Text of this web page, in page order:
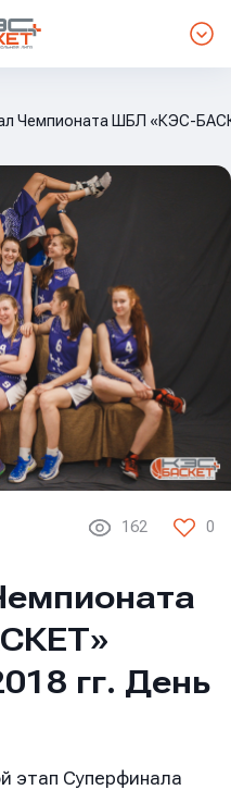
Чемпионата ШБЛ «КЭС-
162 0
гг. День
этап Суперфинала